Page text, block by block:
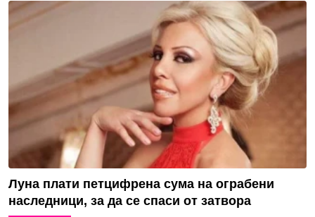
Луна плати петцифрена сума на ограбени
наследници, за да се спаси от затвора